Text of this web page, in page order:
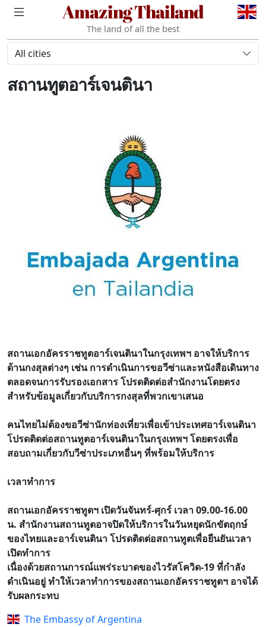
Amazing Thailand
The land of all the best
All cities
สถานทูตอาร์เจนตินา
สถานเอกอัครราชทูตอาร์เจนตินาในกรุงเทพฯ อาจให้บริการ
ด้านกงสุลต่างๆ เช่น การดำเนินการขอวีซ่าและหนังสือเดินทาง
ตลอดจนการรับรองเอกสาร โปรดติดต่อสำนักงานโดยตรง
สำหรับข้อมูลเกี่ยวกับบริการกงสุลที่พวกเขาเสนอ
คนไทยไม่ต้องขอวีซ่านักท่องเที่ยวเพื่อเข้าประเทศอาร์เจนตินา
โปรดติดต่อสถานทูตอาร์เจนตินาในกรุงเทพฯ โดยตรงเพื่อ
สอบถามเกี่ยวกับวีซ่าประเภทอื่นๆ ที่พร้อมให้บริการ
เวลาทำการ
สถานเอกอัครราชทูตฯ เปิดวันจันทร์-ศุกร์ เวลา 09.00-16.00
น. สำนักงานสถานทูตอาจปิดให้บริการในวันหยุดนักขัตฤกษ์
ของไทยและอาร์เจนตินา โปรดติดต่อสถานทูตเพื่อยืนยันเวลา
เปิดทำการ
เนื่องด้วยสถานการณ์แพร่ระบาดของไวรัสโควิด-19 ที่กำลัง
ดำเนินอยู่ ทำให้เวลาทำการของสถานเอกอัครราชทูตฯ อาจได้
รับผลกระทบ
The Embassy of Argentina